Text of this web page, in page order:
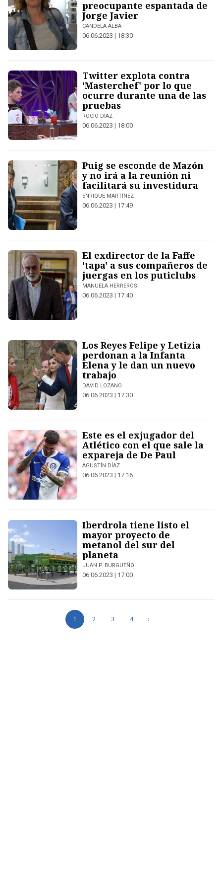
preocupante espantada de
Jorge Javier
CANDELA ALBA
06.06.2023 | 18:30
Twitter explota contra
'Masterchef' por lo que
ocurre durante una de las
pruebas
ROCÍO DÍAZ
06.06.2023 | 18:00
Puig se esconde de Mazón
y no irá a la reunión ni
facilitará su investidura
ENRIQUE MARTÍNEZ
06.06.2023 | 17:49
El exdirector de la Faffe
'tapa' a sus compañeros de
juergas en los puticlubs
MANUELA HERREROS
06.06.2023 | 17:40
Los Reyes Felipe y Letizia
perdonan a la Infanta
Elena y le dan un nuevo
trabajo
DAVID LOZANO
06.06.2023 | 17:30
Este es el exjugador del
Atlético con el que sale la
expareja de De Paul
AGUSTÍN DÍAZ
06.06.2023 | 17:16
Iberdrola tiene listo el
mayor proyecto de
metanol del sur del
planeta
JUAN P. BURGUEÑO
06.06.2023 | 17:00
1 2 3 4 ›